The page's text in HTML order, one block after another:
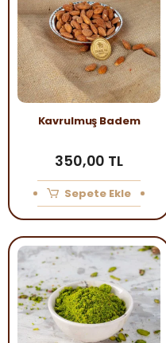
Kavrulmuş Badem
350,00 TL
Sepete Ekle